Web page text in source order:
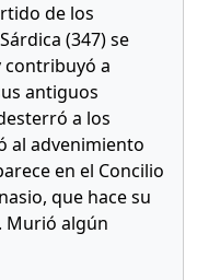
de los
(347) se
contribuyó a
antiguos
a los
al advenimiento
en el Concilio
que hace su
Murió algún